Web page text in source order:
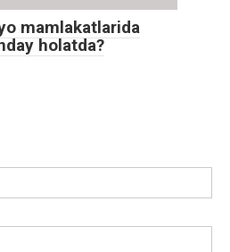
mamlakatlarida
holatda?